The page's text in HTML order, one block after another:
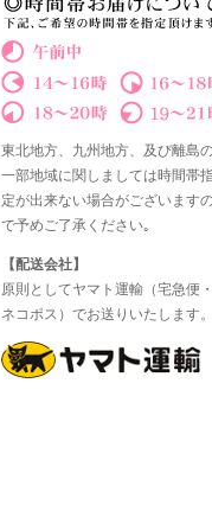
東北地方、九州地方、及び離島
一部地域に関しましては時間帯
定が出来ない場合がございます
で予めご了承ください｡
【配送会社】
原則としてヤマト運輸（宅急便
ネコポス）でお送りいたします